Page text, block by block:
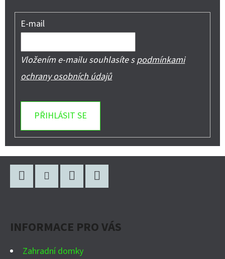
E-mail
Vložením e-mailu souhlasíte spodmínkami
ochrany osobních údajů
PŘIHLÁSIT SE
INFORMACE PRO VÁS
Zahradní domky